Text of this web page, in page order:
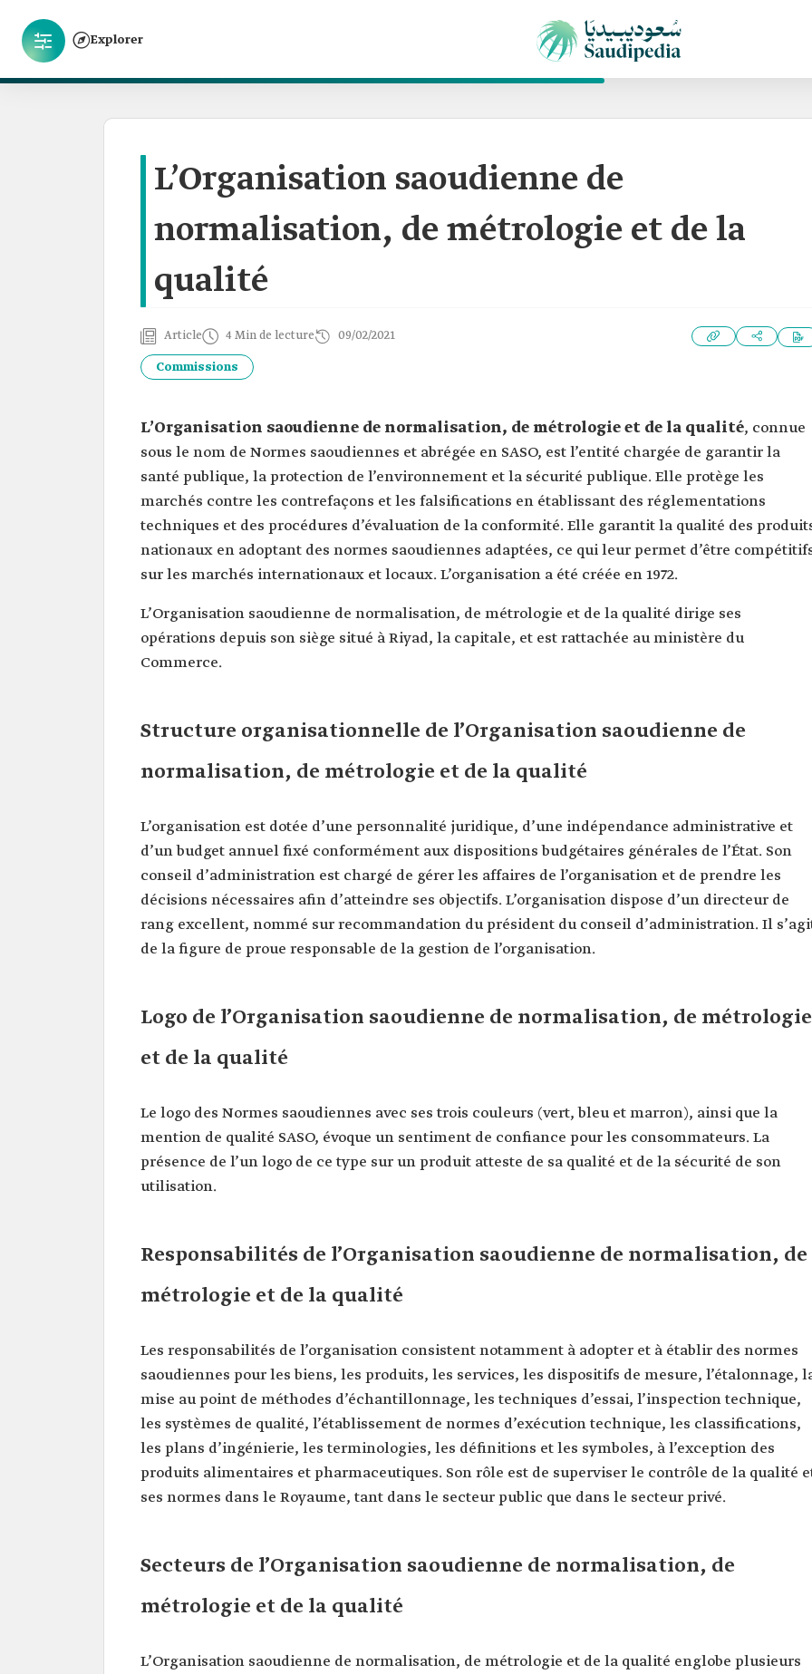
Explorer
L’Organisation saoudienne de
normalisation, de métrologie et de la
qualité
Article 4 Min de lecture 09/02/2021
Commissions
L’Organisation saoudienne de normalisation, de métrologie et de la qualité, connue
sous le nom de Normes saoudiennes et abrégée en SASO, est l’entité chargée de garantir la
santé publique, la protection de l’environnement et la sécurité publique. Elle protège les
marchés contre les contrefaçons et les falsifications en établissant des réglementations
techniques et des procédures d’évaluation de la conformité. Elle garantit la qualité des
nationaux en adoptant des normes saoudiennes adaptées, ce qui leur permet d’être
sur les marchés internationaux et locaux. L’organisation a été créée en 1972.
L’Organisation saoudienne de normalisation, de métrologie et de la qualité dirige ses
opérations depuis son siège situé à Riyad, la capitale, et est rattachée au ministère du
Commerce.
Structure organisationnelle de l’Organisation saoudienne de
normalisation, de métrologie et de la qualité
L’organisation est dotée d’une personnalité juridique, d’une indépendance administrative et
d’un budget annuel fixé conformément aux dispositions budgétaires générales de l’État. Son
conseil d’administration est chargé de gérer les affaires de l’organisation et de prendre les
décisions nécessaires afin d’atteindre ses objectifs. L’organisation dispose d’un directeur de
rang excellent, nommé sur recommandation du président du conseil d’administration. Il
de la figure de proue responsable de la gestion de l’organisation.
Logo de l’Organisation saoudienne de normalisation, de métrologie
et de la qualité
Le logo des Normes saoudiennes avec ses trois couleurs (vert, bleu et marron), ainsi que la
mention de qualité SASO, évoque un sentiment de confiance pour les consommateurs. La
présence de l’un logo de ce type sur un produit atteste de sa qualité et de la sécurité de son
utilisation.
Responsabilités de l’Organisation saoudienne de normalisation, de
métrologie et de la qualité
Les responsabilités de l’organisation consistent notamment à adopter et à établir des normes
saoudiennes pour les biens, les produits, les services, les dispositifs de mesure, l’étalonnage,
mise au point de méthodes d’échantillonnage, les techniques d’essai, l’inspection technique,
les systèmes de qualité, l’établissement de normes d’exécution technique, les classifications,
les plans d’ingénierie, les terminologies, les définitions et les symboles, à l’exception des
produits alimentaires et pharmaceutiques. Son rôle est de superviser le contrôle de la qualité
ses normes dans le Royaume, tant dans le secteur public que dans le secteur privé.
Secteurs de l’Organisation saoudienne de normalisation, de
métrologie et de la qualité
L’Organisation saoudienne de normalisation, de métrologie et de la qualité englobe plusieurs